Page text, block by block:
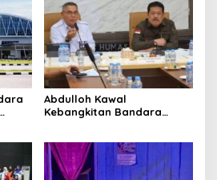
Abdulloh Kawal
Kebangkitan Bandara
Proyek Strategis